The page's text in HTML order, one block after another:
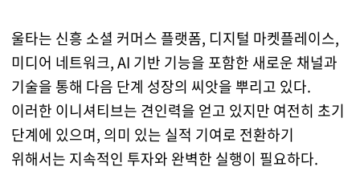
울타는 신흥 소셜 커머스 플랫폼, 디지털 마켓플레이스,
미디어 네트워크, AI 기반 기능을 포함한 새로운 채널과
기술을 통해 다음 단계 성장의 씨앗을 뿌리고 있다.
이러한 이니셔티브는 견인력을 얻고 있지만 여전히 초기
단계에 있으며, 의미 있는 실적 기여로 전환하기
위해서는 지속적인 투자와 완벽한 실행이 필요하다.